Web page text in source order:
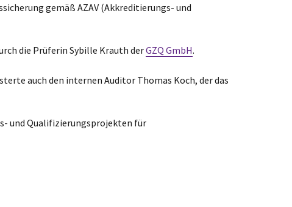
gemäß AZAV (Akkreditierungs- und
die Prüferin Sybille Krauth derGZQ GmbH.
auch den internen Auditor Thomas Koch, der das
und Qualifizierungsprojekten für